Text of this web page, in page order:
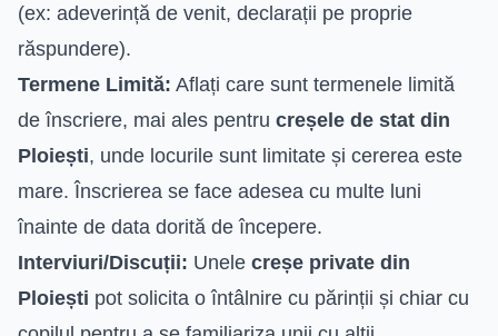
(ex: adeverință de venit, declarații pe proprie
răspundere).
Termene Limită: Aflați care sunt termenele limită
de înscriere, mai ales pentru creșele de stat din
Ploiești, unde locurile sunt limitate și cererea este
mare. Înscrierea se face adesea cu multe luni
înainte de data dorită de începere.
Interviuri/Discuții: Unele creșe private din
Ploiești pot solicita o întâlnire cu părinții și chiar cu